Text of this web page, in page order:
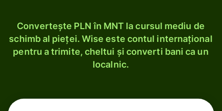
Convertește PLN în MNT la cursul mediu de
schimb al pieței. Wise este contul internațional
pentru a trimite, cheltui și converti bani ca un
localnic.